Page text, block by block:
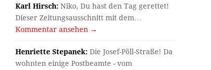
Karl Hirsch: Niko, Du hast den Tag gerettet!
Dieser Zeitungsausschnitt mit dem…
Kommentar ansehen →
Henriette Stepanek: Die Josef-Pöll-Straße! Da
wohnten einige Postbeamte - vom